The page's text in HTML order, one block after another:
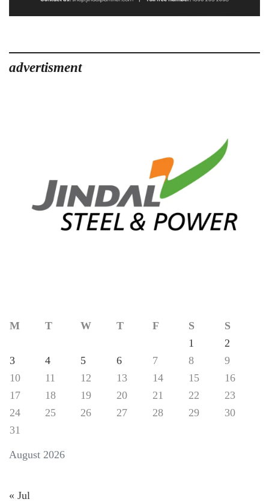
advertisment
August 2026
M T W T F S
S
1
2
3
4 5 6 7 8
9
10
11 12 13 14 15
16
17
18 19 20 21 22
23
24
25 26 27 28 29
30
31
« Jul